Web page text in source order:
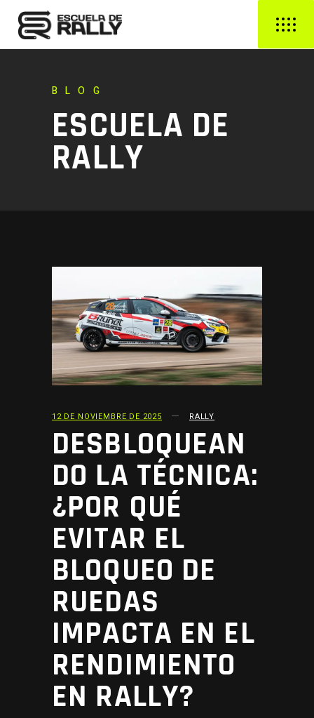
BLOG
ESCUELA DE
RALLY
12 DE NOVIEMBRE DE 2025 RALLY
DESBLOQUEAN
DO LA TÉCNICA:
¿POR QUÉ
EVITAR EL
BLOQUEO DE
RUEDAS
IMPACTA EN EL
RENDIMIENTO
EN RALLY?